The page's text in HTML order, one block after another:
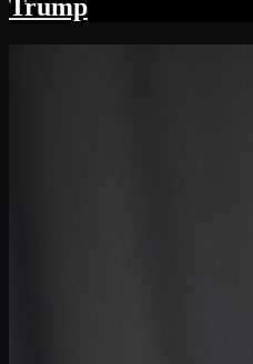
Trump